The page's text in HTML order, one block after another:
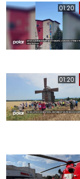
01:20
01:20